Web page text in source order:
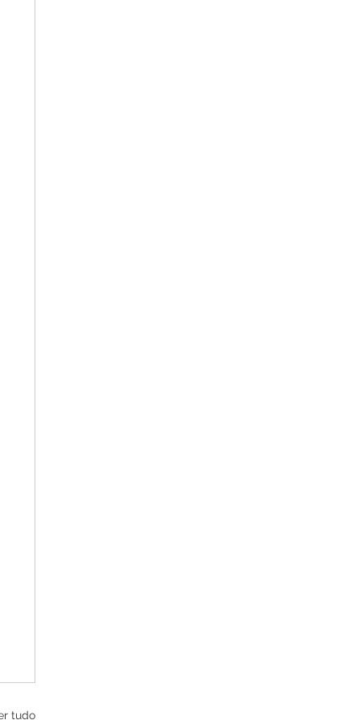
tudo